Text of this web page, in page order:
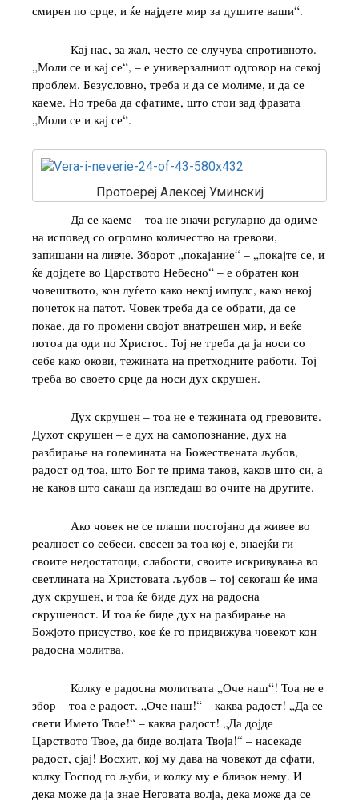
смирен по срце, и ќе најдете мир за душите ваши“.
Кај нас, за жал, често се случува спротивното.
„Моли се и кај се“, – е универзалниот одговор на секој
проблем. Безусловно, треба и да се молиме, и да се
каеме. Но треба да сфатиме, што стои зад фразата
„Моли се и кај се“.
Протоереј Алексеј Уминскиј
Да се каеме – тоа не значи регуларно да одиме
на исповед со огромно количество на гревови,
запишани на ливче. Зборот „покајание“ – „покајте се, и
ќе дојдете во Царството Небесно“ – е обратен кон
човештвото, кон луѓето како некој импулс, како некој
почеток на патот. Човек треба да се обрати, да се
покае, да го промени својот внатрешен мир, и веќе
потоа да оди по Христос. Тој не треба да ја носи со
себе како окови, тежината на претходните работи. Тој
треба во своето срце да носи дух скрушен.
Дух скрушен – тоа не е тежината од гревовите.
Духот скрушен – е дух на самопознание, дух на
разбирање на големината на Божествената љубов,
радост од тоа, што Бог те прима таков, каков што си, а
не каков што сакаш да изгледаш во очите на другите.
Ако човек не се плаши постојано да живее во
реалност со себеси, свесен за тоа кој е, знаејќи ги
своите недостатоци, слабости, своите искривувања во
светлината на Христовата љубов – тој секогаш ќе има
дух скрушен, и тоа ќе биде дух на радосна
скрушеност. И тоа ќе биде дух на разбирање на
Божјото присуство, кое ќе го придвижува човекот кон
радосна молитва.
Колку е радосна молитвата „Оче наш“! Тоа не е
збор – тоа е радост. „Оче наш!“ – каква радост! „Да се
свети Името Твое!“ – каква радост! „Да дојде
Царството Твое, да биде волјата Твоја!“ – насекаде
радост, сјај! Восхит, кој му дава на човекот да сфати,
колку Господ го љуби, и колку му е близок нему. И
дека може да ја знае Неговата волја, дека може да се